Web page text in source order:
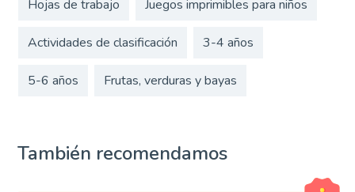
Hojas de trabajo Juegos imprimibles para niños
Actividades de clasificación 3-4 años
5-6 años Frutas, verduras y bayas
También recomendamos